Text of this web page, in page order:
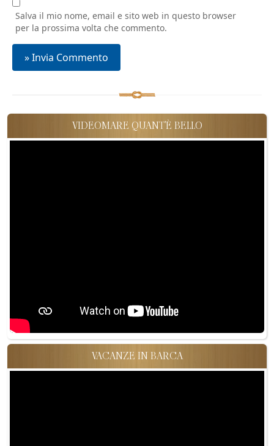
Salva il mio nome, email e sito web in questo browser
per la prossima volta che commento.
VIDEOMARE QUANT'È BELLO
VACANZE IN BARCA